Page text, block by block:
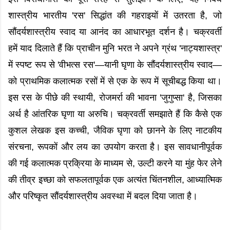
शास्त्रीय भारतीय 'रस' सिद्धांत की गहराइयों में उतरता है, जो
सौंदर्यशास्त्रीय स्वाद या आनंद का आधारभूत दर्शन है। चक्रवर्ती
हमें याद दिलाते हैं कि प्राचीन मुनि भरत ने अपने ग्रंथ 'नाट्यशास्त्र'
में स्पष्ट रूप से 'वीभत्स रस'—यानी घृणा के सौंदर्यशास्त्रीय स्वाद—
को प्राथमिक कलात्मक रसों में से एक के रूप में सूचीबद्ध किया था।
इस रस के पीछे की स्थायी, रोजमर्रा की भावना 'जुगुप्सा' है, जिसका
अर्थ है आंतरिक घृणा या अरुचि। चक्रवर्ती समझाते हैं कि कैसे एक
कुशल लेखक इस कच्ची, जैविक घृणा को छानने के लिए नाटकीय
संरचना, रूपकों और लय का उपयोग करता है। इस सावधानीपूर्वक
की गई कलात्मक प्रक्रिया के माध्यम से, उल्टी करने या मुंह फेर लेने
की तीव्र इच्छा को सफलतापूर्वक एक अत्यंत चिंतनशील, आध्यात्मिक
और परिष्कृत सौंदर्यशास्त्रीय अवस्था में बदल दिया जाता है।